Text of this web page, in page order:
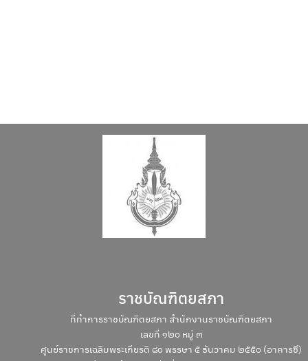
ราชบัณฑิตยสภา
ที่ทำการราชบัณฑิตยสภา สำนักงานราชบัณฑิตยสภา
เลขที่ ๑๒๐ หมู่ ๓
ศูนย์ราชการเฉลิมพระเกียรติ ๘๐ พรรษา ๕ ธันวาคม ๒๕๕๐ (อาคารซี)